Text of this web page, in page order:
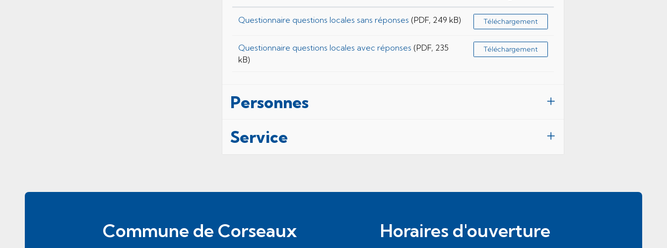
Questionnaire questions locales sans réponses (PDF, 249 kB) Téléchargement
Questionnaire questions locales avec réponses (PDF, 235
kB)
Téléchargement
Personnes
Service
Pied de page
Commune de Corseaux Horaires d'ouverture